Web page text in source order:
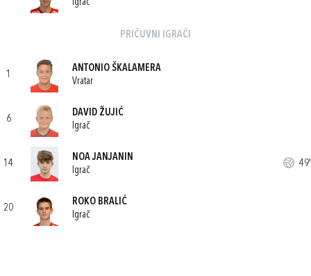
Igrač
PRIČUVNI IGRAČI
1
ANTONIO ŠKALAMERA
Vratar
6
DAVID ŽUJIĆ
Igrač
14
NOA JANJANIN
Igrač
49'
20
ROKO BRALIĆ
Igrač